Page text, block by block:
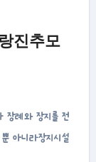
진추모
아니라장지시설